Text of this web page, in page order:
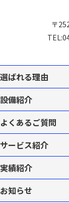
〒
TEL:
選ばれる理由
設備紹介
よくあるご質問
サービス紹介
実績紹介
お知らせ